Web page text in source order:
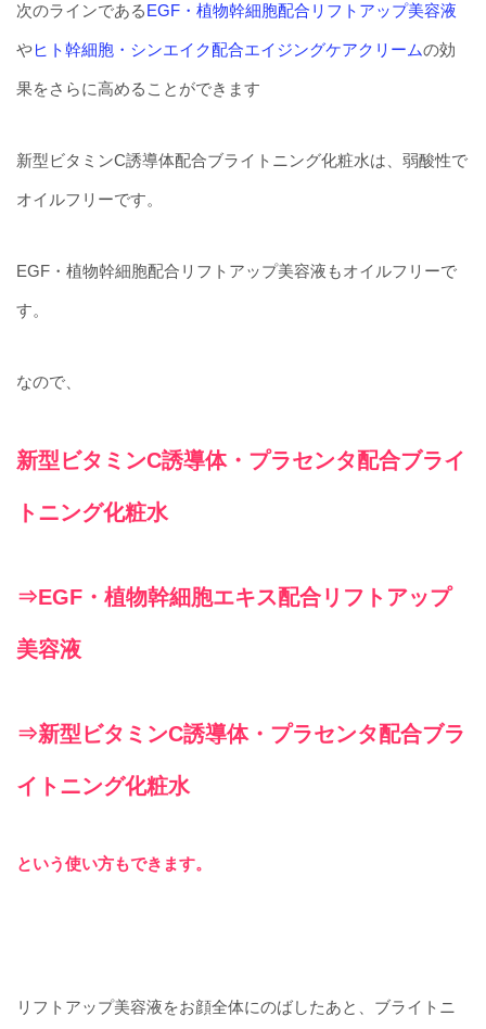
次のラインであるEGF・植物幹細胞配合リフトアップ美容液
やヒト幹細胞・シンエイク配合エイジングケアクリームの効
果をさらに高めることができます
新型ビタミンC誘導体配合ブライトニング化粧水は、弱酸性で
オイルフリーです。
EGF・植物幹細胞配合リフトアップ美容液もオイルフリーで
す。
なので、
新型ビタミンC誘導体・プラセンタ配合ブライ
トニング化粧水
⇒EGF・植物幹細胞エキス配合リフトアップ
美容液
⇒新型ビタミンC誘導体・プラセンタ配合ブラ
イトニング化粧水
という使い方もできます。
リフトアップ美容液をお顔全体にのばしたあと、ブライトニ